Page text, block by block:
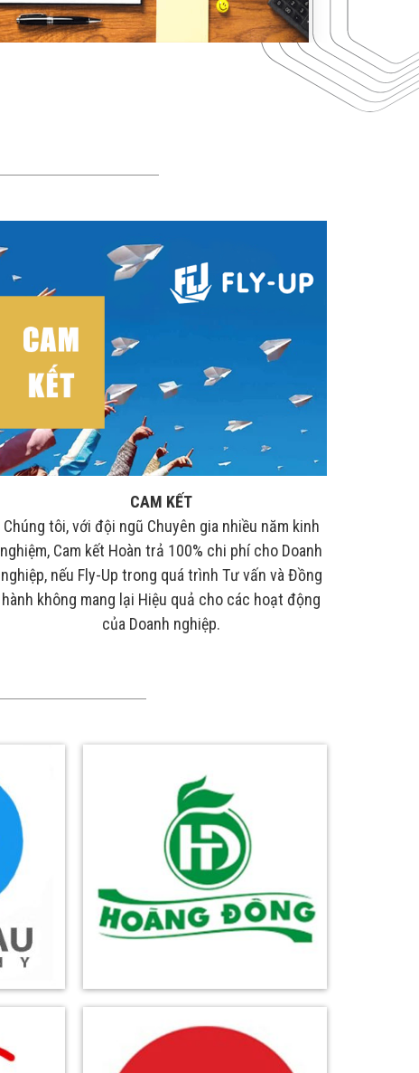
CAM KẾT
Chúng tôi, với đội ngũ Chuyên gia nhiều năm kinh
nghiệm, Cam kết Hoàn trả 100% chi phí cho Doanh
nghiệp, nếu Fly-Up trong quá trình Tư vấn và Đồng
hành không mang lại Hiệu quả cho các hoạt động
của Doanh nghiệp.